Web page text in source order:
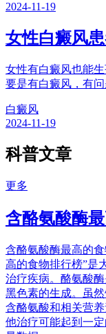
2024-11-19
女性白癜风
女性有白癜风也能
要是有白癜风，有问
白癜风
2024-11-19
科普文章
更多
含酪氨酸酶
含酪氨酸酶最高的
高的食物排行榜”是
治疗疾病。酪氨酸
黑色素的生成。虽
含酪氨酸和相关营
他治疗可能起到一